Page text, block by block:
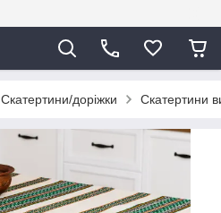
Скатертини/доріжки Скатертини